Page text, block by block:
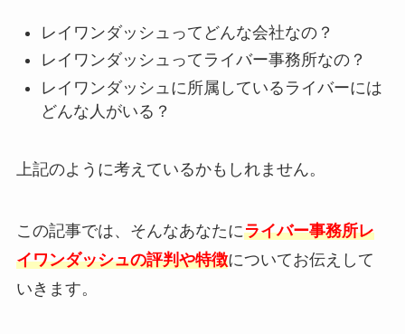
レイワンダッシュってどんな会社なの？
レイワンダッシュってライバー事務所なの？
レイワンダッシュに所属しているライバーには
どんな人がいる？
上記のように考えているかもしれません。
この記事では、そんなあなたにライバー事務所レ
イワンダッシュの評判や特徴についてお伝えして
いきます。